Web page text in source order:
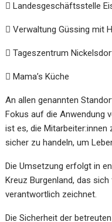
Landesgeschäftsstelle
Verwaltung Güssing mit
Tageszentrum
Mama’s Küche
An allen genannten
Fokus auf die Anwendung
ist es, die Mitarbeiter:innen
sicher zu handeln, um
Die Umsetzung erfolgt in
Kreuz Burgenland, das
verantwortlich zeichnet.
Die Sicherheit der